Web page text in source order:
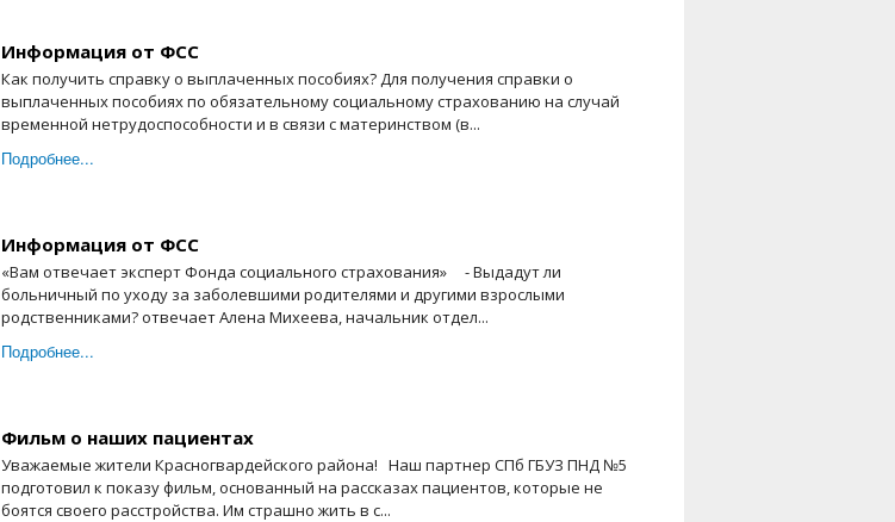
Информация от ФСС
Как получить справку о выплаченных пособиях? Для получения справки о
выплаченных пособиях по обязательному социальному страхованию на случай
временной нетрудоспособности и в связи с материнством (в...
Подробнее...
Информация от ФСС
«Вам отвечает эксперт Фонда социального страхования» - Выдадут ли
больничный по уходу за заболевшими родителями и другими взрослыми
родственниками? отвечает Алена Михеева, начальник отдел...
Подробнее...
Фильм о наших пациентах
Уважаемые жители Красногвардейского района! Наш партнер СПб ГБУЗ ПНД №5
подготовил к показу фильм, основанный на рассказах пациентов, которые не
боятся своего расстройства. Им страшно жить в с...